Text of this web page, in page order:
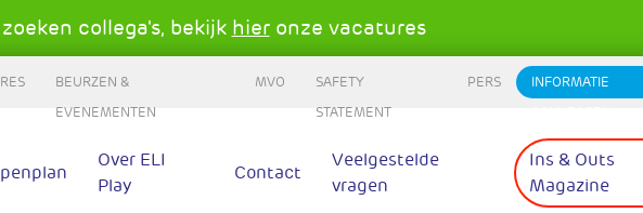
collega's, bekijk hieronze vacatures
BEURZEN &
EVENEMENTEN
MVO
SAFETY
STATEMENT
PERS
INFORMATIE
Over ELI
Play
Contact
Veelgestelde
vragen
Ins & Outs
Magazine